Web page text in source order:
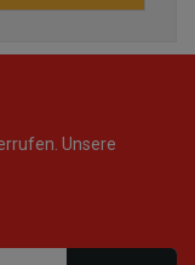
Unsere